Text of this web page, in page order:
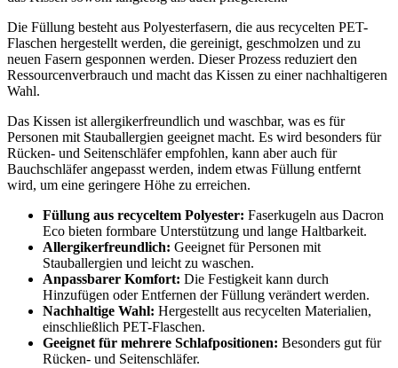
Die Füllung besteht aus Polyesterfasern, die aus recycelten PET-
Flaschen hergestellt werden, die gereinigt, geschmolzen und zu
neuen Fasern gesponnen werden. Dieser Prozess reduziert den
Ressourcenverbrauch und macht das Kissen zu einer nachhaltigeren
Wahl.
Das Kissen ist allergikerfreundlich und waschbar, was es für
Personen mit Stauballergien geeignet macht. Es wird besonders für
Rücken- und Seitenschläfer empfohlen, kann aber auch für
Bauchschläfer angepasst werden, indem etwas Füllung entfernt
wird, um eine geringere Höhe zu erreichen.
Füllung aus recyceltem Polyester: Faserkugeln aus Dacron
Eco bieten formbare Unterstützung und lange Haltbarkeit.
Allergikerfreundlich: Geeignet für Personen mit
Stauballergien und leicht zu waschen.
Anpassbarer Komfort: Die Festigkeit kann durch
Hinzufügen oder Entfernen der Füllung verändert werden.
Nachhaltige Wahl: Hergestellt aus recycelten Materialien,
einschließlich PET-Flaschen.
Geeignet für mehrere Schlafpositionen: Besonders gut für
Rücken- und Seitenschläfer.